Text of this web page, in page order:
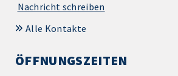
Nachricht schreiben
Alle Kontakte
ÖFFNUNGSZEITEN